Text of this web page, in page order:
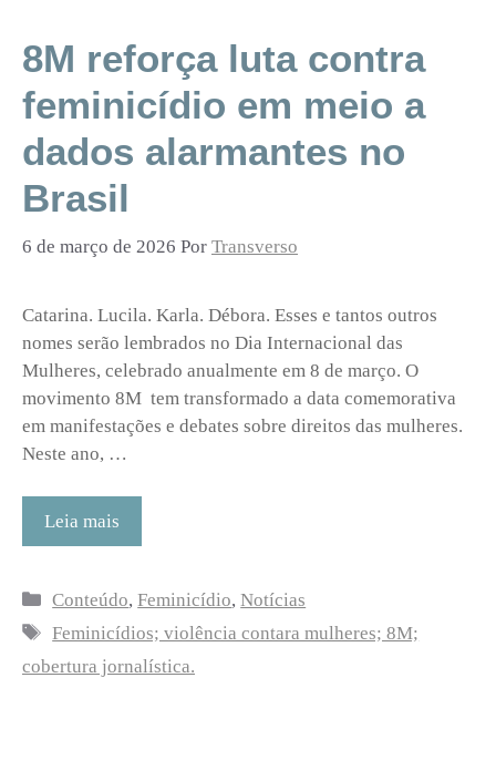
8M reforça luta contra
feminicídio em meio a
dados alarmantes no
Brasil
6 de março de 2026 Por Transverso
Catarina. Lucila. Karla. Débora. Esses e tantos outros
nomes serão lembrados no Dia Internacional das
Mulheres, celebrado anualmente em 8 de março. O
movimento 8M tem transformado a data comemorativa
em manifestações e debates sobre direitos das mulheres.
Neste ano, …
Leia mais
Categorias
Conteúdo,Feminicídio,Notícias
Tags
Feminicídios; violência contara mulheres; 8M;
cobertura jornalística.